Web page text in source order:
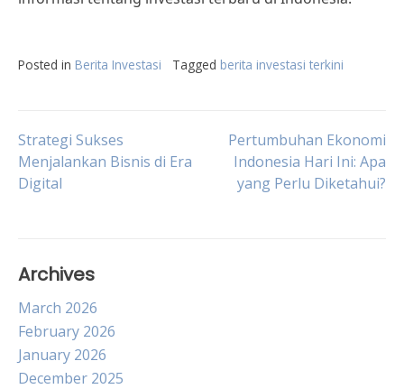
Posted in Berita Investasi Tagged berita investasi terkini
Post
navigation
Strategi Sukses
Menjalankan Bisnis di Era
Digital
Pertumbuhan Ekonomi
Indonesia Hari Ini: Apa
yang Perlu Diketahui?
Archives
March 2026
February 2026
January 2026
December 2025